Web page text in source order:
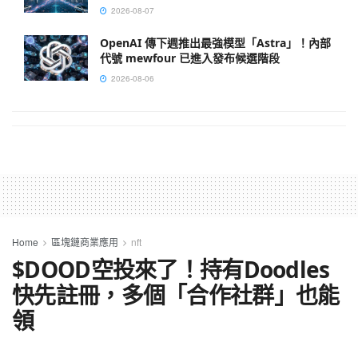
2026-08-07
OpenAI 傳下週推出最強模型「Astra」！內部
代號 mewfour 已進入發布候選階段
2026-08-06
Home 區塊鏈商業應用 nft
$DOOD空投來了！持有Doodles
快先註冊，多個「合作社群」也能
領